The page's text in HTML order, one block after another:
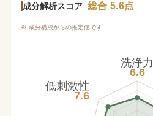
成分解析スコア 総合 5.6点
※ 成分構成からの推定値です
洗浄力
6.6
低刺激性
7.6